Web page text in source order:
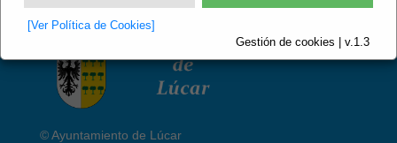
[Ver Política de Cookies]
Gestión de cookies | v.1.3
© Ayuntamiento de Lúcar